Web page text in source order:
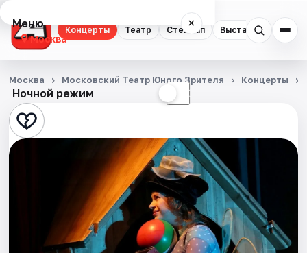
Концерты Театр Стендап Выставки
Меню ×
Москва
Концерты
Театр
Стендап
Экскурсии
Ночной режим ☾
Москва Московский Театр Юного Зрителя Концерты